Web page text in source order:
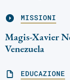
MISSIONI
Magis-Xavier
Venezuela
EDUCAZIONE